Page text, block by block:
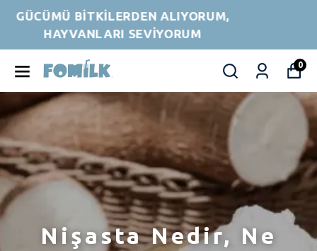
GÜCÜMÜ BİTKİLERDEN ALIYORUM,
HAYVANLARI SEVİYORUM
0
Nişasta Nedir, Ne